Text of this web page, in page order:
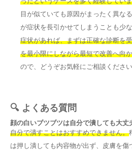
目が似ていても原因がまったく異な
が症状を長引かせてしまうことも少
症状があれば、まずは正確な診断を
を最小限にしながら最短で改善へ向
ので、どうぞお気軽にご相談ください
🔍 よくある質問
顔の白いブツブツは自分で潰しても大丈
自分で潰すことはおすすめできません。
は押し潰しても内容物が出ず、皮膚を傷